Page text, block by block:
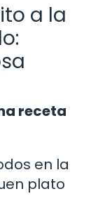
a la
receta
en la
plato